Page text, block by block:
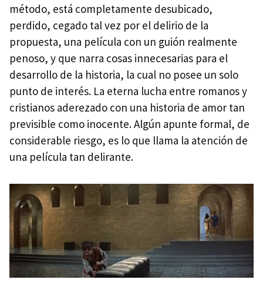
método, está completamente desubicado,
perdido, cegado tal vez por el delirio de la
propuesta, una película con un guión realmente
penoso, y que narra cosas innecesarias para el
desarrollo de la historia, la cual no posee un solo
punto de interés. La eterna lucha entre romanos y
cristianos aderezado con una historia de amor tan
previsible como inocente. Algún apunte formal, de
considerable riesgo, es lo que llama la atención de
una película tan delirante.